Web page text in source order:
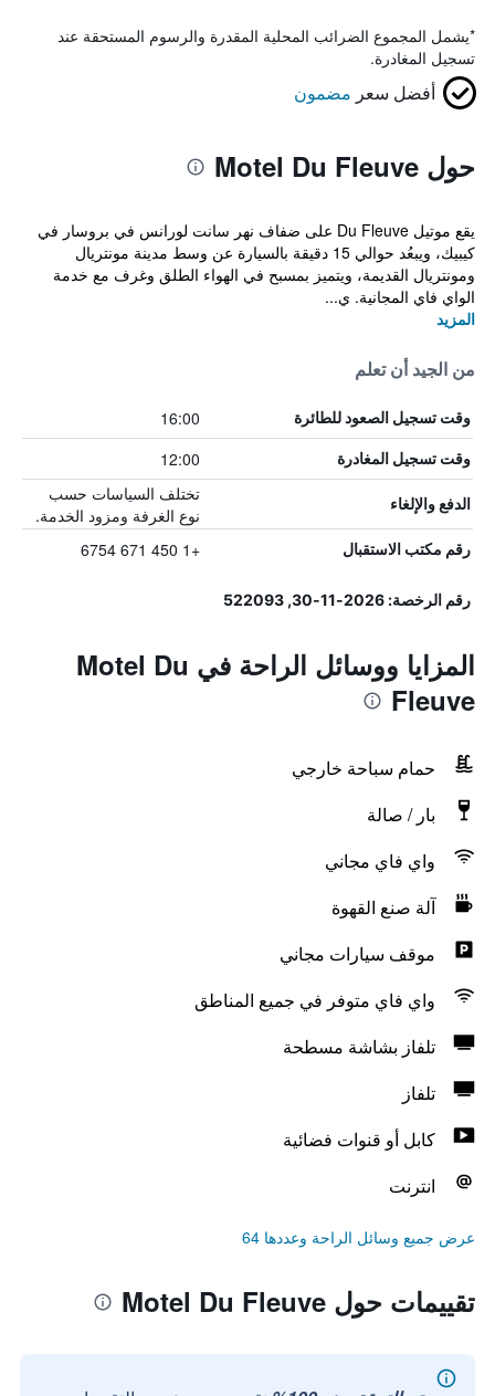
*يشمل المجموع الضرائب المحلية المقدرة والرسوم المستحقة عند
تسجيل المغادرة.
أفضل سعر مضمون
حول Motel Du Fleuve
يقع موتيل Du Fleuve على ضفاف نهر سانت لورانس في بروسار في
كيبيك، ويبعُد حوالي 15 دقيقة بالسيارة عن وسط مدينة مونتريال
ومونتريال القديمة، ويتميز بمسبح في الهواء الطلق وغرف مع خدمة
الواي فاي المجانية. ي...
المزيد
من الجيد أن تعلم
وقت تسجيل الصعود للطائرة 16:00
وقت تسجيل المغادرة 12:00
الدفع والإلغاء
تختلف السياسات حسب
نوع الغرفة ومزود الخدمة.
رقم مكتب الاستقبال +1 450 671 6754
رقم الرخصة: 2026-11-30, 522093
المزايا ووسائل الراحة في Motel Du
Fleuve
حمام سباحة خارجي
بار / صالة
واي فاي مجاني
آلة صنع القهوة
موقف سيارات مجاني
واي فاي متوفر في جميع المناطق
تلفاز بشاشة مسطحة
تلفاز
كابل أو قنوات فضائية
انترنت
عرض جميع وسائل الراحة وعددها 64
تقييمات حول Motel Du Fleuve